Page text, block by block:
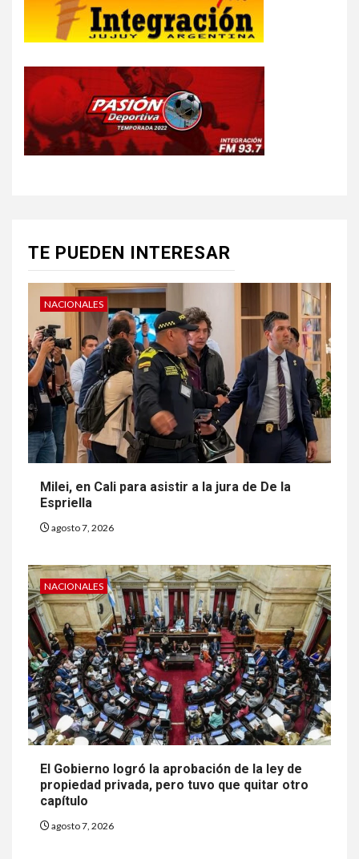
TE PUEDEN INTERESAR
NACIONALES
Milei, en Cali para asistir a la jura de De la
Espriella
agosto 7, 2026
NACIONALES
El Gobierno logró la aprobación de la ley de
propiedad privada, pero tuvo que quitar otro
capítulo
agosto 7, 2026